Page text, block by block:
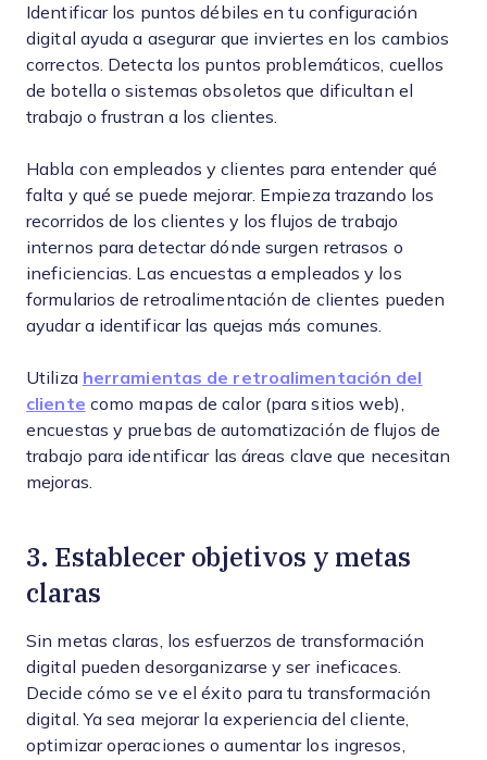
Identificar los puntos débiles en tu configuración
digital ayuda a asegurar que inviertes en los cambios
correctos. Detecta los puntos problemáticos, cuellos
de botella o sistemas obsoletos que dificultan el
trabajo o frustran a los clientes.
Habla con empleados y clientes para entender qué
falta y qué se puede mejorar. Empieza trazando los
recorridos de los clientes y los flujos de trabajo
internos para detectar dónde surgen retrasos o
ineficiencias. Las encuestas a empleados y los
formularios de retroalimentación de clientes pueden
ayudar a identificar las quejas más comunes.
Utiliza herramientas de retroalimentación del
cliente como mapas de calor (para sitios web),
encuestas y pruebas de automatización de flujos de
trabajo para identificar las áreas clave que necesitan
mejoras.
3. Establecer objetivos y metas
claras
Sin metas claras, los esfuerzos de transformación
digital pueden desorganizarse y ser ineficaces.
Decide cómo se ve el éxito para tu transformación
digital. Ya sea mejorar la experiencia del cliente,
optimizar operaciones o aumentar los ingresos,